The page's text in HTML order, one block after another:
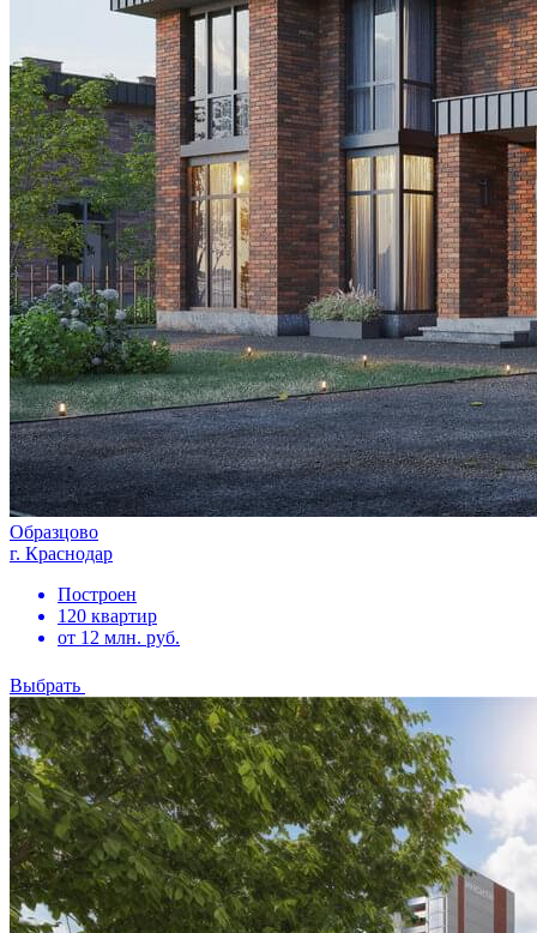
Образцово
г. Краснодар
Построен
120 квартир
от 12 млн. руб.
Выбрать